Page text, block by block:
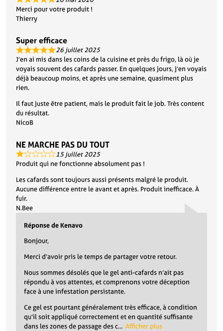
Merci pour votre produit !
Thierry
Super efficace
26 juillet 2025
J’en ai mis dans les coins de la cuisine et près du frigo, là où je
voyais souvent des cafards passer. En quelques jours, j’en voyais
déjà beaucoup moins, et après une semaine, quasiment plus
rien.
Il faut juste être patient, mais le produit fait le job. Très content
du résultat.
NicoB
NE MARCHE PAS DU TOUT
15 juillet 2025
Produit qui ne fonctionne absolument pas !
Les cafards sont toujours aussi présents malgré le produit.
Aucune différence entre le avant et après. Produit inefficace. À
fuir.
N.Bee
Réponse de Kenavo
Bonjour,
Merci d’avoir pris le temps de partager votre retour.
Nous sommes désolés que le gel anti-cafards n’ait pas
répondu à vos attentes, et comprenons votre déception
face à une infestation persistante.
Ce gel est pourtant généralement très efficace, à condition
qu’il soit appliqué correctement et en quantité suffisante
dans les zones de passage des c
Afficher plus